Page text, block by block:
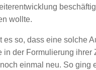
wollte.
es so, dass eine solche
in der Formulierung ihrer
einmal neu. So ging